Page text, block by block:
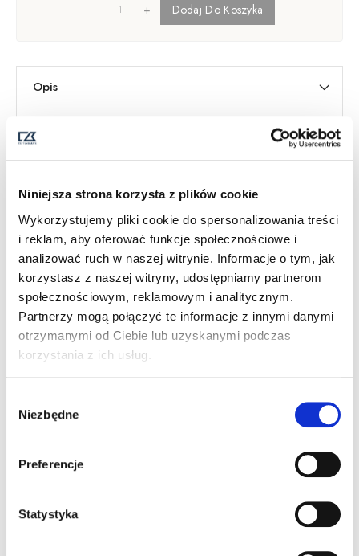
Niniejsza strona korzysta z plików cookie
Wykorzystujemy pliki cookie do spersonalizowania treści
i reklam, aby oferować funkcje społecznościowe i
analizować ruch w naszej witrynie. Informacje o tym, jak
korzystasz z naszej witryny, udostępniamy partnerom
społecznościowym, reklamowym i analitycznym.
Partnerzy mogą połączyć te informacje z innymi danymi
otrzymanymi od Ciebie lub uzyskanymi podczas
korzystania z ich usług.
Niezbędne
Preferencje
Statystyka
+ Dodaj Do Koszyka
Opis
Informacje dodatkowe
Dostawa i Zwroty
SKU:351435
KategorieKobiety,Kurtki damskie
Wersja Męska/Damska
FAIRCHILD JACKET